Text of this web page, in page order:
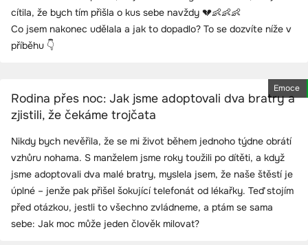
cítila, že bych tím přišla o kus sebe navždy 💔👶👶👶
Co jsem nakonec udělala a jak to dopadlo? To se dozvíte níže v
příběhu 👇
Emoce
Rodina přes noc: Jak jsme adoptovali dva bratry a
zjistili, že čekáme trojčata
Nikdy bych nevěřila, že se mi život během jednoho týdne obrátí
vzhůru nohama. S manželem jsme roky toužili po dítěti, a když
jsme adoptovali dva malé bratry, myslela jsem, že naše štěstí je
úplné – jenže pak přišel šokující telefonát od lékařky. Teď stojím
před otázkou, jestli to všechno zvládneme, a ptám se sama
sebe: Jak moc může jeden člověk milovat?